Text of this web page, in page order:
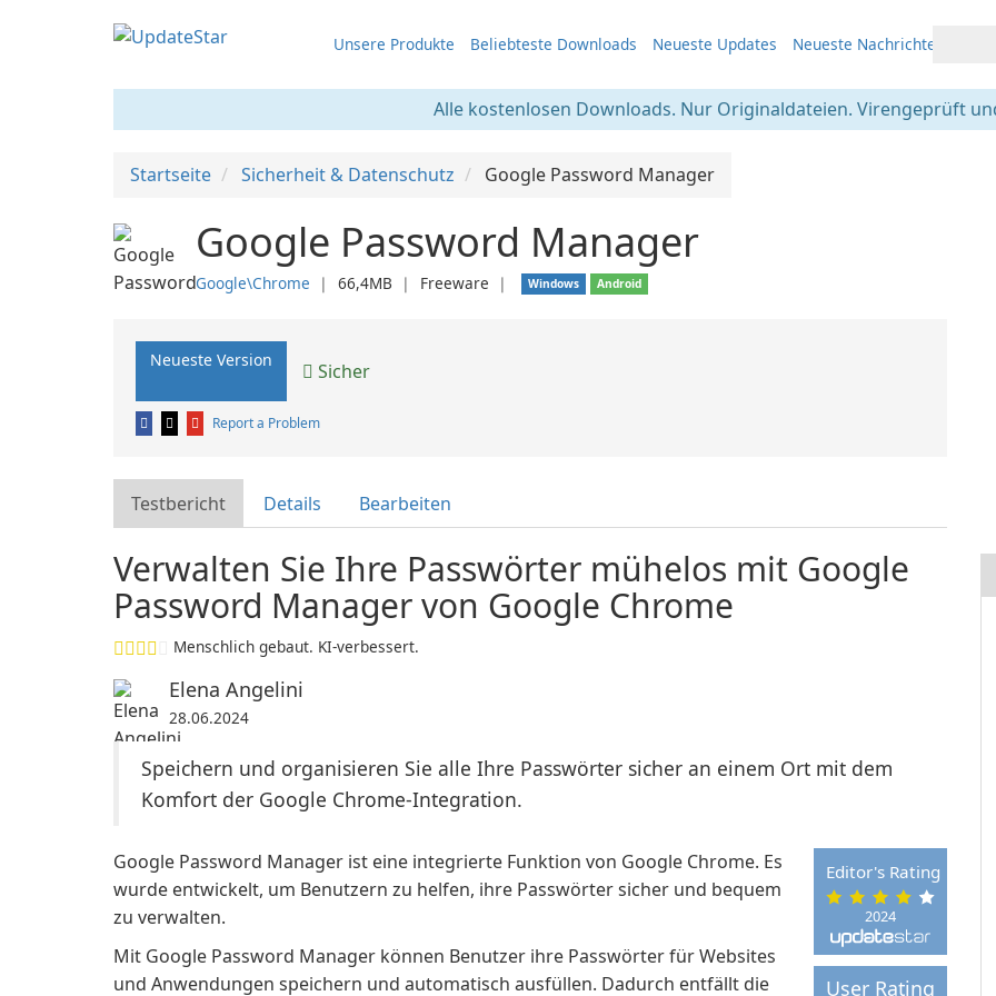
Unsere Produkte Beliebteste Downloads Neueste Updates Neueste Nachrichten
Alle kostenlosen Downloads. Nur Originaldateien. Virengeprüft
Startseite Sicherheit & Datenschutz Google Password Manager
Google Password Manager
Google\Chrome ❘ 66,4MB ❘ Freeware ❘ Windows Android
Neueste Version Sicher
Report a Problem
Testbericht Details Bearbeiten
Verwalten Sie Ihre Passwörter mühelos mit Google
Password Manager von Google Chrome
Menschlich gebaut. KI-verbessert.
Elena Angelini
28.06.2024
Speichern und organisieren Sie alle Ihre Passwörter sicher an einem Ort mit dem
Komfort der Google Chrome-Integration.
2024
Editor's Rating
User Rating
Google Password Manager ist eine integrierte Funktion von Google Chrome. Es
wurde entwickelt, um Benutzern zu helfen, ihre Passwörter sicher und bequem
zu verwalten.
Mit Google Password Manager können Benutzer ihre Passwörter für Websites
und Anwendungen speichern und automatisch ausfüllen. Dadurch entfällt die